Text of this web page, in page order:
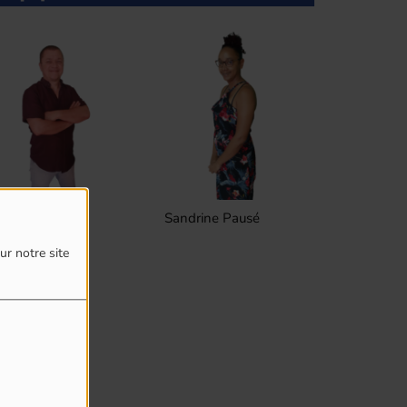
notre site
Frederic Lesages